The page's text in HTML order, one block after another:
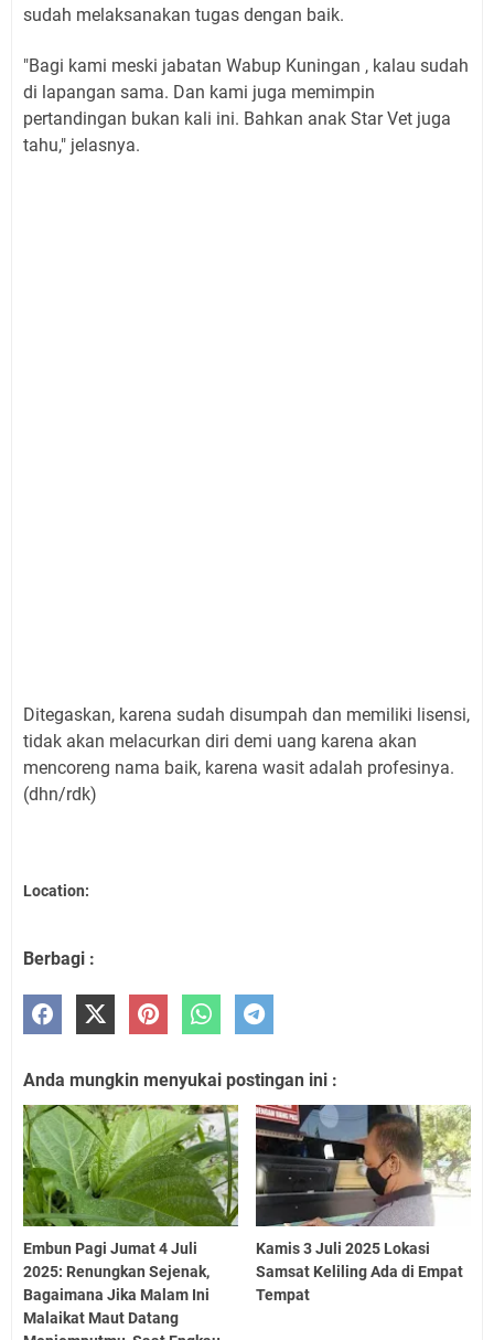
sudah melaksanakan tugas dengan baik.
"Bagi kami meski jabatan Wabup Kuningan , kalau sudah
di lapangan sama. Dan kami juga memimpin
pertandingan bukan kali ini. Bahkan anak Star Vet juga
tahu," jelasnya.
Ditegaskan, karena sudah disumpah dan memiliki lisensi,
tidak akan melacurkan diri demi uang karena akan
mencoreng nama baik, karena wasit adalah profesinya.
(dhn/rdk)
Location:
Berbagi :
Anda mungkin menyukai postingan ini :
Embun Pagi Jumat 4 Juli
2025: Renungkan Sejenak,
Bagaimana Jika Malam Ini
Malaikat Maut Datang
Kamis 3 Juli 2025 Lokasi
Samsat Keliling Ada di Empat
Tempat